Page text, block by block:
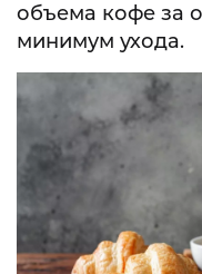
объема кофе за
минимум ухода.